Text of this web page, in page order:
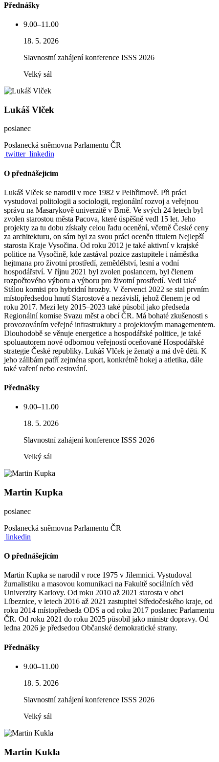
Přednášky
9.00–11.00
18. 5. 2026
Slavnostní zahájení konference ISSS 2026
Velký sál
Lukáš Vlček
poslanec
Poslanecká sněmovna Parlamentu ČR
twitter linkedin
O přednášejícím
Lukáš Vlček se narodil v roce 1982 v Pelhřimově. Při práci
vystudoval politologii a sociologii, regionální rozvoj a veřejnou
správu na Masarykově univerzitě v Brně. Ve svých 24 letech byl
zvolen starostou města Pacova, které úspěšně vedl 15 let. Jeho
projekty za tu dobu získaly celou řadu ocenění, včetně České ceny
za architekturu, on sám byl za svou práci oceněn titulem Nejlepší
starosta Kraje Vysočina. Od roku 2012 je také aktivní v krajské
politice na Vysočině, kde zastával pozice zastupitele i náměstka
hejtmana pro životní prostředí, zemědělství, lesní a vodní
hospodářství. V říjnu 2021 byl zvolen poslancem, byl členem
rozpočtového výboru a výboru pro životní prostředí. Vedl také
Stálou komisi pro hybridní hrozby. V červenci 2022 se stal prvním
místopředsedou hnutí Starostové a nezávislí, jehož členem je od
roku 2017. Mezi lety 2015–2023 také působil jako předseda
Regionální komise Svazu měst a obcí ČR. Má bohaté zkušenosti s
provozováním veřejné infrastruktury a projektovým managementem.
Dlouhodobě se věnuje energetice a hospodářské politice, je také
spoluautorem nové odbornou veřejností oceňované Hospodářské
strategie České republiky. Lukáš Vlček je ženatý a má dvě děti. K
jeho zálibám patří zejména sport, konkrétně hokej a atletika, dále
také vaření nebo cestování.
Přednášky
9.00–11.00
18. 5. 2026
Slavnostní zahájení konference ISSS 2026
Velký sál
Martin Kupka
poslanec
Poslanecká sněmovna Parlamentu ČR
linkedin
O přednášejícím
Martin Kupka se narodil v roce 1975 v Jilemnici. Vystudoval
žurnalistiku a masovou komunikaci na Fakultě sociálních věd
Univerzity Karlovy. Od roku 2010 až 2021 starosta v obci
Líbeznice, v letech 2016 až 2021 zastupitel Středočeského kraje, od
roku 2014 místopředseda ODS a od roku 2017 poslanec Parlamentu
ČR. Od roku 2021 do roku 2025 působil jako ministr dopravy. Od
ledna 2026 je předsedou Občanské demokratické strany.
Přednášky
9.00–11.00
18. 5. 2026
Slavnostní zahájení konference ISSS 2026
Velký sál
Martin Kukla